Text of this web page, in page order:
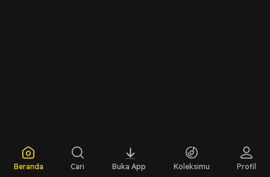
Beranda Cari Buka App Koleksimu Profil